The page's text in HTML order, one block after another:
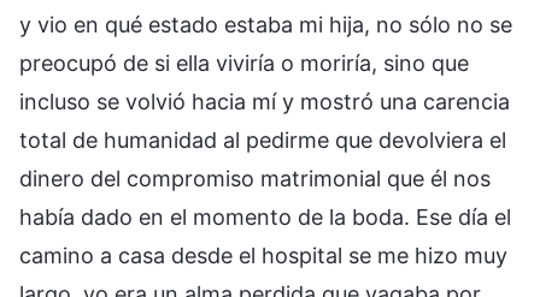
y vio en qué estado estaba mi hija, no sólo no se
preocupó de si ella viviría o moriría, sino que
incluso se volvió hacia mí y mostró una carencia
total de humanidad al pedirme que devolviera el
dinero del compromiso matrimonial que él nos
había dado en el momento de la boda. Ese día el
camino a casa desde el hospital se me hizo muy